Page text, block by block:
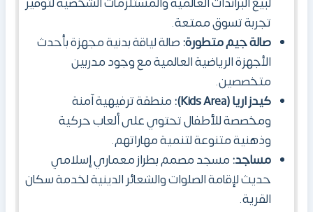
تجربة تسوق ممتعة.
صالة جيم متطورة:صالة لياقة بدنية مجهزة بأحدث
الأجهزة الرياضية العالمية مع وجود مدربين
متخصصين.
كيدز اريا (Kids Area):
منطقة ترفيهية آمنة
ومخصصة للأطفال تحتوي على ألعاب حركية
وذهنية متنوعة لتنمية مهاراتهم.
مساجد:مسجد مصمم بطراز معماري إسلامي
حديث لإقامة الصلوات والشعائر الدينية لخدمة سكان
القرية.